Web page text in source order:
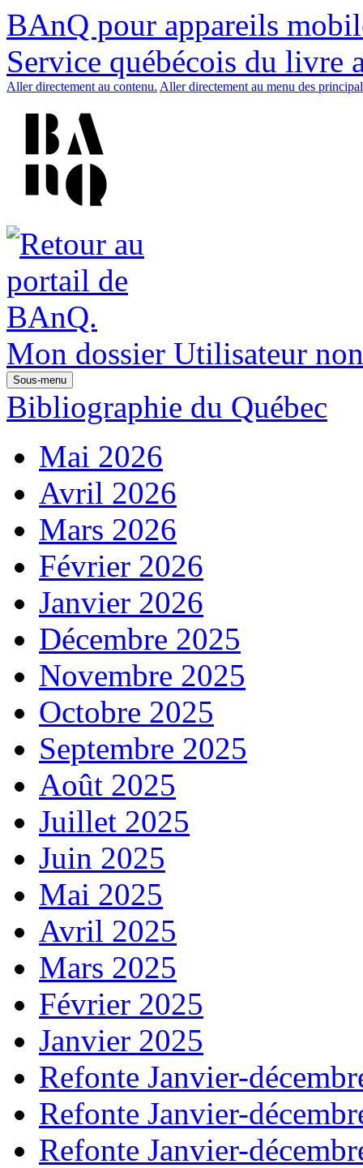
BAnQ pour appareils
Service québécois du livre
Aller directement au contenu. Aller directement au menu des
Mon dossier Utilisateur
Sous-menu
Bibliographie du Québec
Mai 2026
Avril 2026
Mars 2026
Février 2026
Janvier 2026
Décembre 2025
Novembre 2025
Octobre 2025
Septembre 2025
Août 2025
Juillet 2025
Juin 2025
Mai 2025
Avril 2025
Mars 2025
Février 2025
Janvier 2025
Refonte Janvier-
Refonte Janvier-
Refonte Janvier-